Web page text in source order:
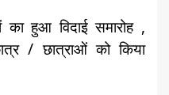
का हुआ विदाई समारोह ,
/ छात्राओं को किया